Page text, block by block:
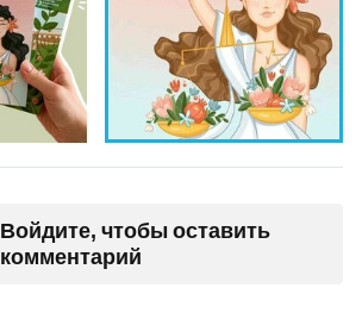
Войдите, чтобы оставить
комментарий